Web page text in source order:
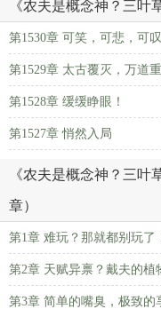
《农夫是概念神？三叶
第1530章 可笑，可悲，可叹
第1529章 太古覆灭，万道重
第1528章 缓缓睁眼！
第1527章 悄然入局
《农夫是概念神？三叶
章）
第1章 难玩？那就都别玩了
第2章 天赋异禀？戴夫的植
第3章 简单的嘴臭，极致的